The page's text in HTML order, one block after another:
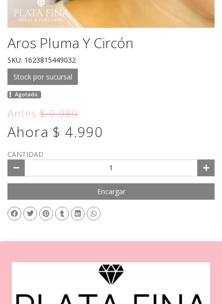
Aros Pluma Y Circón
SKU: 1623815449032
Stock por sucursal
Agotado.
Antes$ 9.980
Ahora $ 4.990
CANTIDAD
Encargar